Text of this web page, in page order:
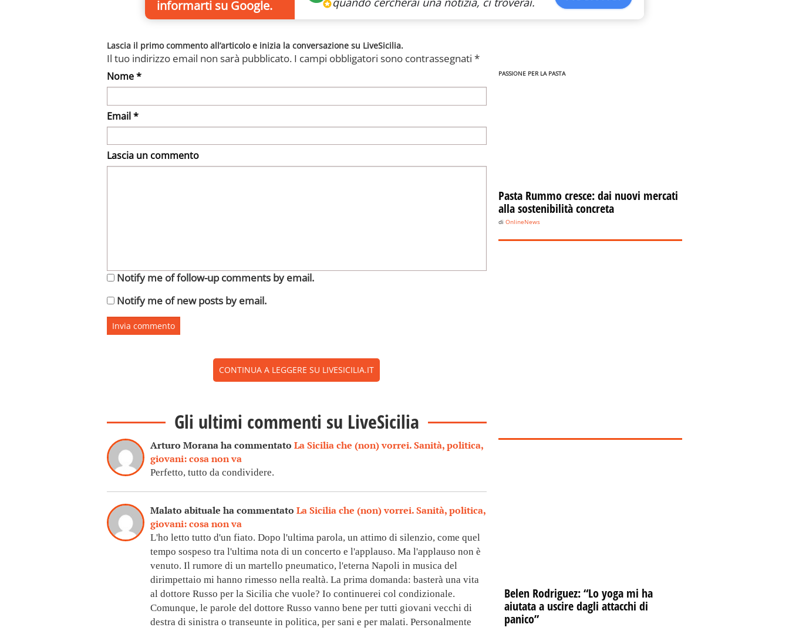
informarti su Google.
Lascia il primo commento all’articolo e inizia la conversazione su LiveSicilia.
Il tuo indirizzo email non sarà pubblicato. I campi obbligatori sono contrassegnati *
Nome *
Email *
Lascia un commento
Notify me of follow-up comments by email.
Notify me of new posts by email.
CONTINUA A LEGGERE SU LIVESICILIA.IT
Gli ultimi commenti su LiveSicilia
Arturo Morana ha commentato La Sicilia che (non) vorrei. Sanità, politica,
giovani: cosa non va
Perfetto, tutto da condividere.
Malato abituale ha commentato La Sicilia che (non) vorrei. Sanità, politica,
giovani: cosa non va
L'ho letto tutto d'un fiato. Dopo l'ultima parola, un attimo di silenzio, come quel
tempo sospeso tra l'ultima nota di un concerto e l'applauso. Ma l'applauso non è
venuto. Il rumore di un martello pneumatico, l'eterna Napoli in musica del
dirimpettaio mi hanno rimesso nella realtà. La prima domanda: basterà una vita
al dottore Russo per la Sicilia che vuole? Io continuerei col condizionale.
Comunque, le parole del dottore Russo vanno bene per tutti giovani vecchi di
destra di sinistra o transeunte in politica, per sani e per malati. Personalmente
PASSIONE PER LA PASTA
Pasta Rummo cresce: dai nuovi mercati
alla sostenibilità concreta
di OnlineNews
Belen Rodriguez: “Lo yoga mi ha
aiutata a uscire dagli attacchi di
panico”